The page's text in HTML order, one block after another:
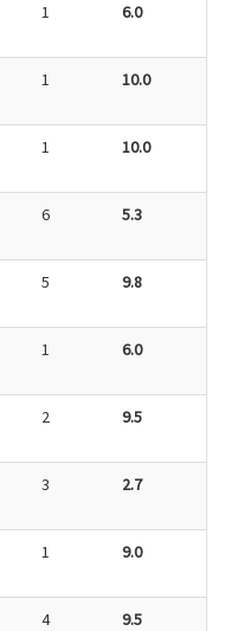
1 6.0
1 10.0
1 10.0
6 5.3
5 9.8
1 6.0
2 9.5
3 2.7
1 9.0
4 9.5